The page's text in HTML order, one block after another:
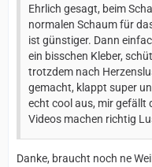
Ehrlich gesagt, beim
normalen Schaum für
ist günstiger. Dann
ein bisschen Kleber,
trotzdem nach
gemacht, klappt super
echt cool aus, mir gefällt
Videos machen richtig
Danke, braucht noch ne